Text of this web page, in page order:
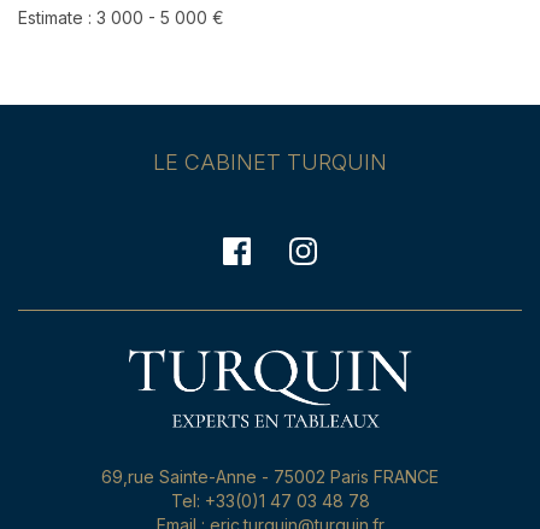
Estimate : 3 000 - 5 000 €
LE CABINET TURQUIN
69,rue Sainte-Anne - 75002 Paris FRANCE
Tel: +33(0)1 47 03 48 78